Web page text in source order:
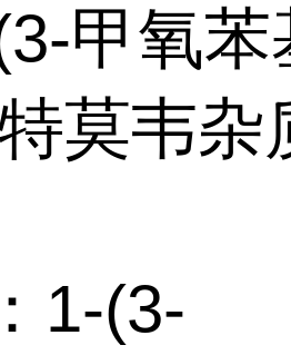
甲氧苯
莫韦杂
1-(3-